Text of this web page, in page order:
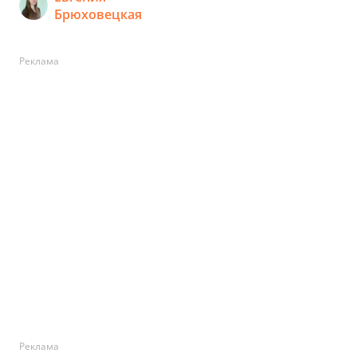
Брюховецкая
Реклама
Реклама